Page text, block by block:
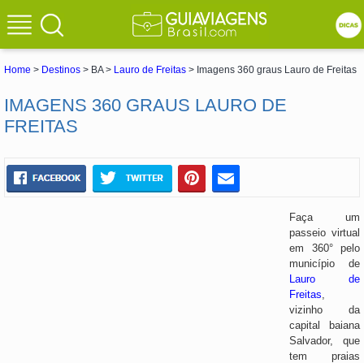
Home > Destinos > BA > Lauro de Freitas > Imagens 360 graus Lauro de Freitas
IMAGENS 360 GRAUS LAURO DE
FREITAS
Faça um
passeio virtual
em 360° pelo
município de
Lauro de
Freitas,
vizinho da
capital baiana
Salvador, que
tem praias